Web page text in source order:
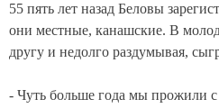
55 пять лет назад Беловы
они местные, канашские. В
другу и недолго раздумывая,
- Чуть больше года мы прожили